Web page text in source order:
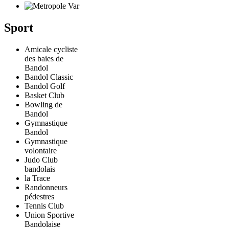
Sport
Amicale cycliste
des baies de
Bandol
Bandol Classic
Bandol Golf
Basket Club
Bowling de
Bandol
Gymnastique
Bandol
Gymnastique
volontaire
Judo Club
bandolais
la Trace
Randonneurs
pédestres
Tennis Club
Union Sportive
Bandolaise